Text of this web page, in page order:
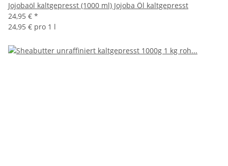
Jojobaöl kaltgepresst (1000 ml) Jojoba Öl kaltgepresst
24,95 € *
24,95 € pro 1 l